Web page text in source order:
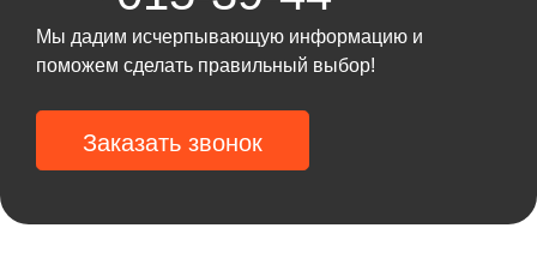
Мы дадим исчерпывающую информацию и
поможем сделать правильный выбор!
Заказать звонок